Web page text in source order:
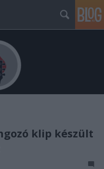
klip készült